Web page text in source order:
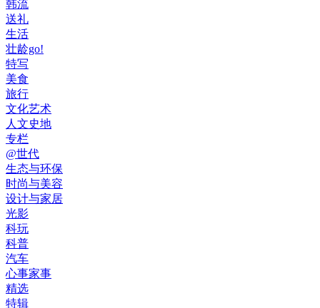
韩流
送礼
生活
壮龄go!
特写
美食
旅行
文化艺术
人文史地
专栏
@世代
生态与环保
时尚与美容
设计与家居
光影
科玩
科普
汽车
心事家事
精选
特辑